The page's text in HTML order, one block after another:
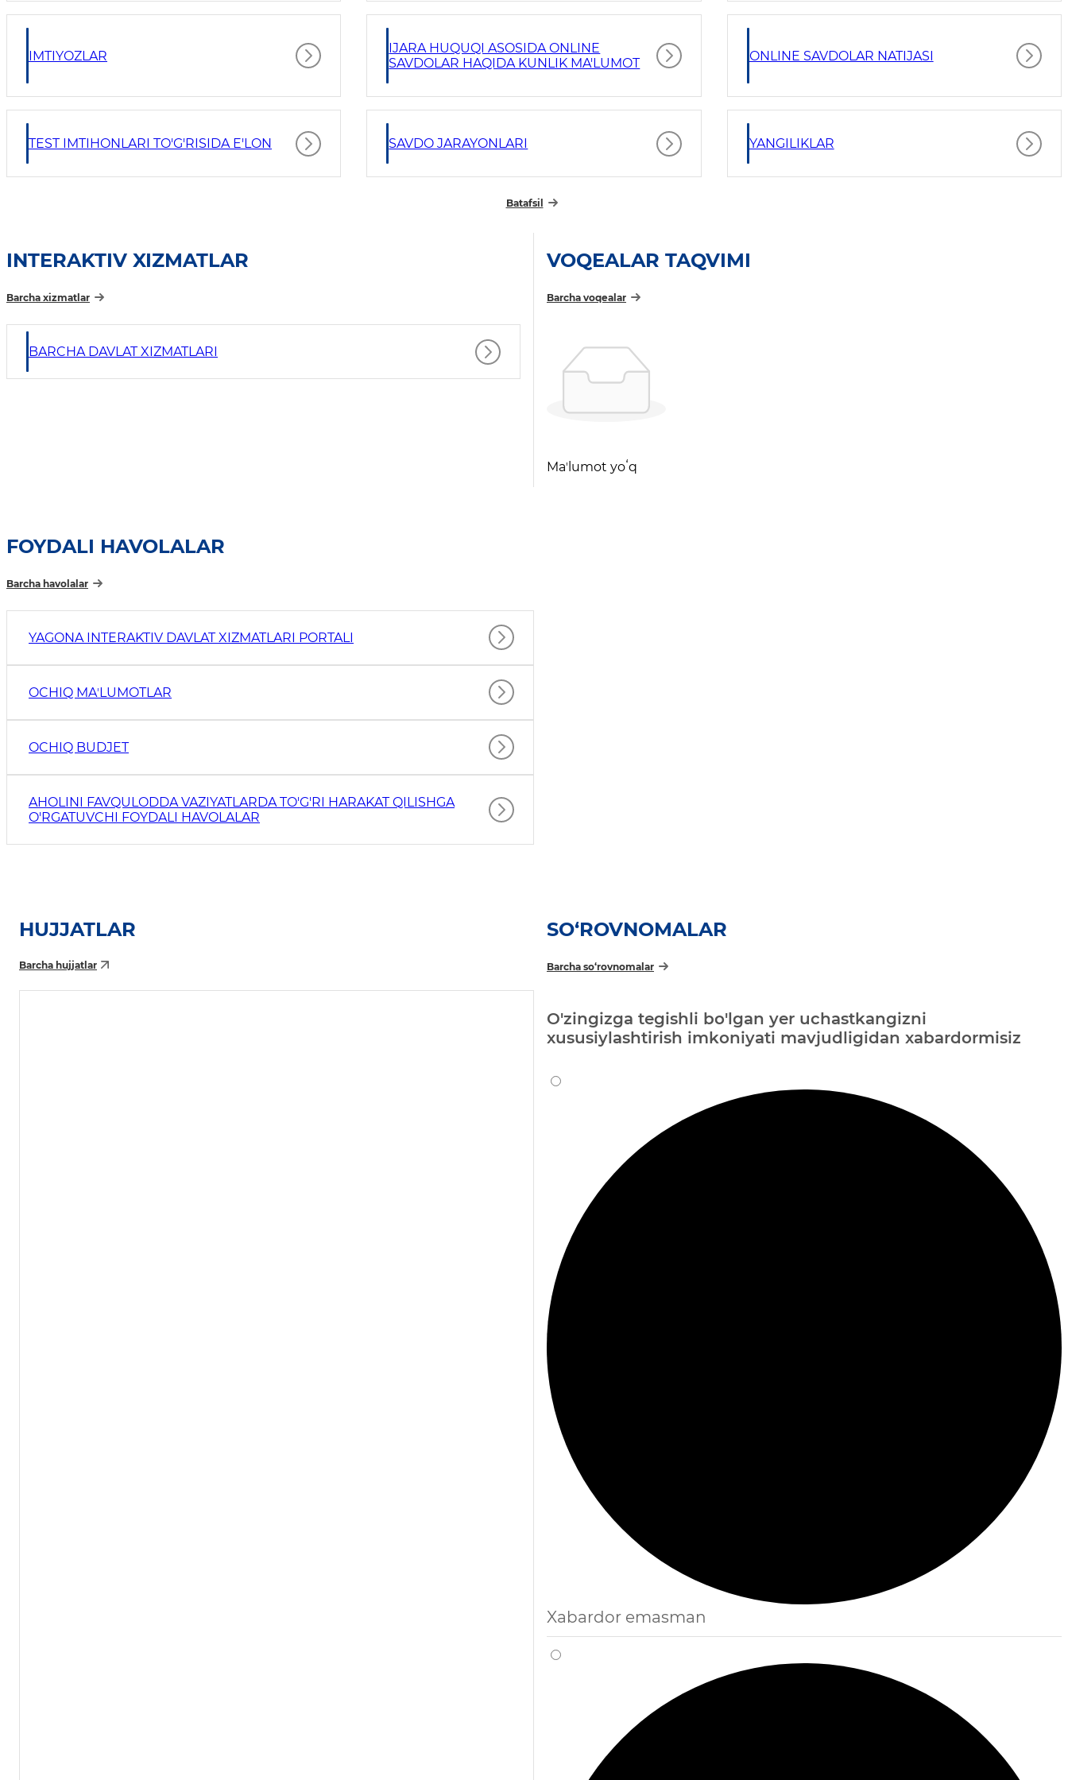
IMTIYOZLAR
IJARA HUQUQI ASOSIDA ONLINE
SAVDOLAR HAQIDA KUNLIK MA'LUMOT
ONLINE SAVDOLAR NATIJASI
TEST IMTIHONLARI TO'G'RISIDA E'LON SAVDO JARAYONLARI YANGILIKLAR
Batafsil
INTERAKTIV XIZMATLAR
Barcha xizmatlar
BARCHA DAVLAT XIZMATLARI
VOQEALAR TAQVIMI
Barcha voqealar
Maʼlumot yoʻq
FOYDALI HAVOLALAR
Barcha havolalar
YAGONA INTERAKTIV DAVLAT XIZMATLARI PORTALI
OCHIQ MAʼLUMOTLAR
OCHIQ BUDJET
AHOLINI FAVQULODDA VAZIYATLARDA TO'G'RI HARAKAT QILISHGA
O'RGATUVCHI FOYDALI HAVOLALAR
HUJJATLAR
Barcha hujjatlar
SO‘ROVNOMALAR
Barcha so‘rovnomalar
O'zingizga tegishli bo'lgan yer uchastkangizni
xususiylashtirish imkoniyati mavjudligidan xabardormisiz
Xabardor emasman